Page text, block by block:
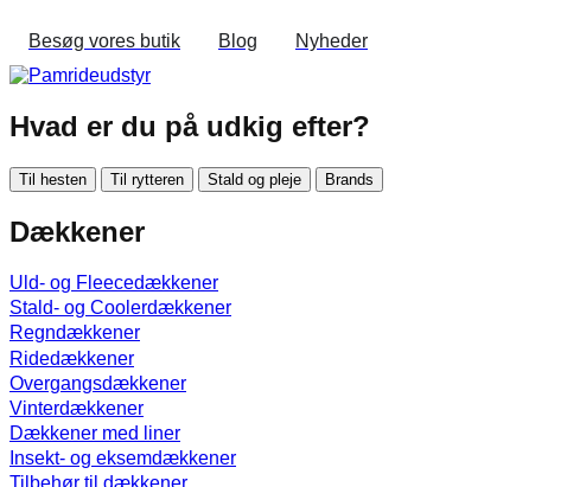
Besøg vores butik Blog Nyheder
Hvad er du på udkig efter?
Til hesten Til rytteren Stald og pleje Brands
Dækkener
Uld- og Fleecedækkener
Stald- og Coolerdækkener
Regndækkener
Ridedækkener
Overgangsdækkener
Vinterdækkener
Dækkener med liner
Insekt- og eksemdækkener